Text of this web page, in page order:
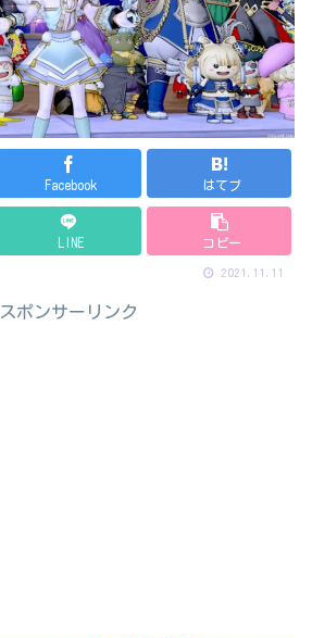
Facebook はてブ
LINE コピー
2021.11.11
スポンサーリンク